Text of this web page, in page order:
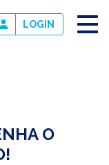
LOGIN
O